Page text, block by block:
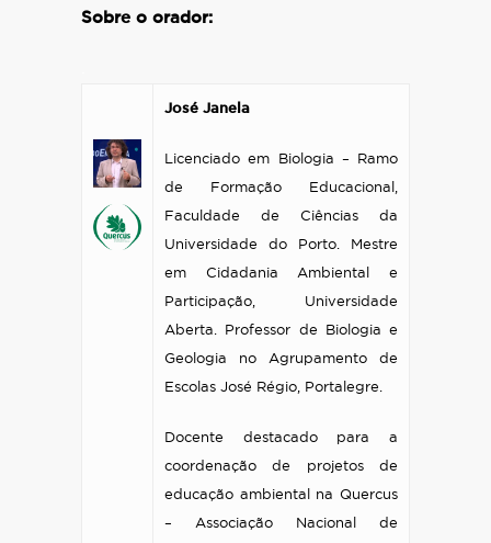
Sobre o orador:
José Janela
Licenciado em Biologia – Ramo
de Formação Educacional,
Faculdade de Ciências da
Universidade do Porto. Mestre
em Cidadania Ambiental e
Participação, Universidade
Aberta. Professor de Biologia e
Geologia no Agrupamento de
Escolas José Régio, Portalegre.
Docente destacado para a
coordenação de projetos de
educação ambiental na Quercus
– Associação Nacional de